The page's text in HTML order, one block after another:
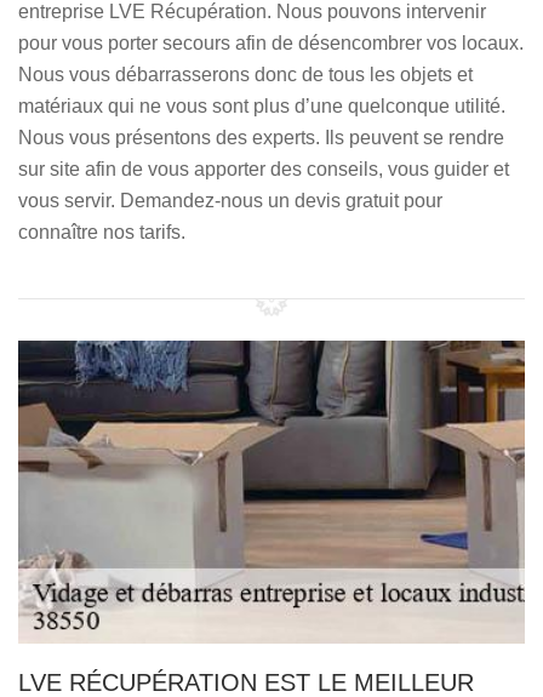
entreprise LVE Récupération. Nous pouvons intervenir
pour vous porter secours afin de désencombrer vos locaux.
Nous vous débarrasserons donc de tous les objets et
matériaux qui ne vous sont plus d’une quelconque utilité.
Nous vous présentons des experts. Ils peuvent se rendre
sur site afin de vous apporter des conseils, vous guider et
vous servir. Demandez-nous un devis gratuit pour
connaître nos tarifs.
LVE RÉCUPÉRATION EST LE MEILLEUR